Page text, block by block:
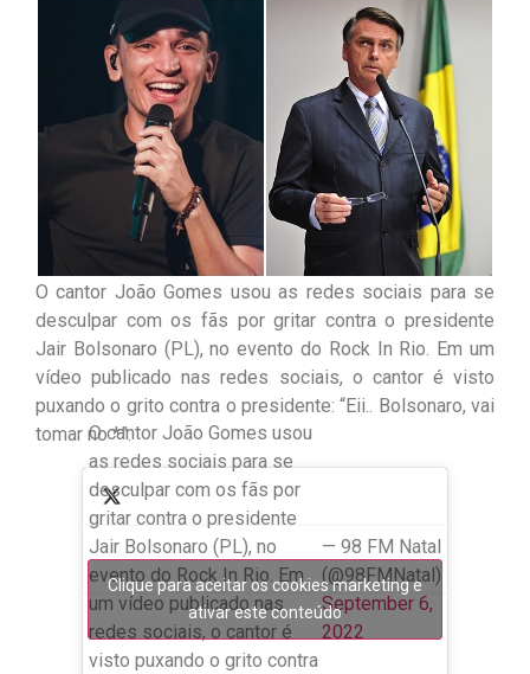
O cantor João Gomes usou as redes sociais para se
desculpar com os fãs por gritar contra o presidente
Jair Bolsonaro (PL), no evento do Rock In Rio. Em um
vídeo publicado nas redes sociais, o cantor é visto
puxando o grito contra o presidente: “Eii.. Bolsonaro, vai
tomar no *”.O cantor João Gomes usou
as redes sociais para se
desculpar com os fãs por
gritar contra o presidente
Jair Bolsonaro (PL), no
evento do Rock In Rio. Em
um vídeo publicado nas
redes sociais, o cantor é
visto puxando o grito contra
— 98 FM Natal
(@98FMNatal)
September 6,
2022
Clique para aceitar os cookies marketing e
ativar este conteúdo